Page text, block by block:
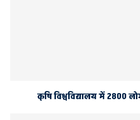
कृषि विश्वविद्यालय में 2800